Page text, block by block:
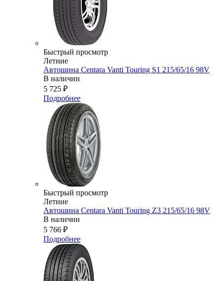
Быстрый просмотр
Летние
Автошина Centara Vanti Touring S1 215/65/16 98V
В наличии
5 725 ₽
Подробнее
Быстрый просмотр
Летние
Автошина Centara Vanti Touring Z3 215/65/16 98V
В наличии
5 766 ₽
Подробнее